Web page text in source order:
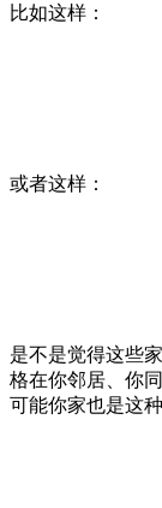
比如这样：
或者这样：
是不是觉得这些
格在你邻居、你
可能你家也是这种